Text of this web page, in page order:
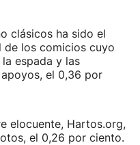
clásicos ha sido el
de los comicios cuyo
espada y las
el 0,36 por
elocuente, Hartos.org,
el 0,26 por ciento.